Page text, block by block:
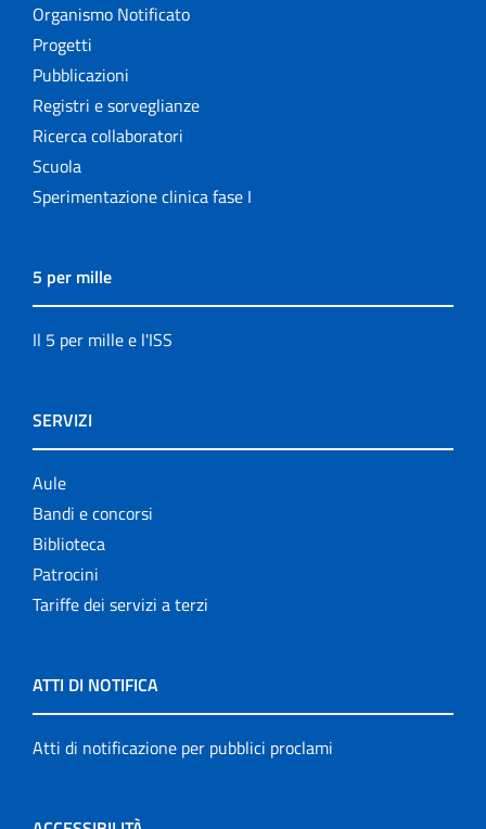
Organismo Notificato
Progetti
Pubblicazioni
Registri e sorveglianze
Ricerca collaboratori
Scuola
Sperimentazione clinica fase I
5 per mille
Il 5 per mille e l'ISS
SERVIZI
Aule
Bandi e concorsi
Biblioteca
Patrocini
Tariffe dei servizi a terzi
ATTI DI NOTIFICA
Atti di notificazione per pubblici proclami